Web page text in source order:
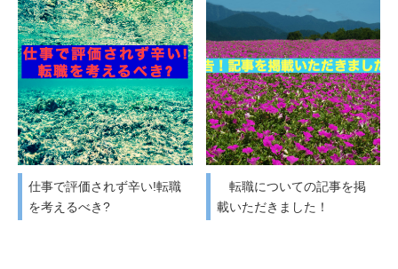
仕事で評価されず辛い!転職
を考えるべき?
転職についての記事を掲
載いただきました！